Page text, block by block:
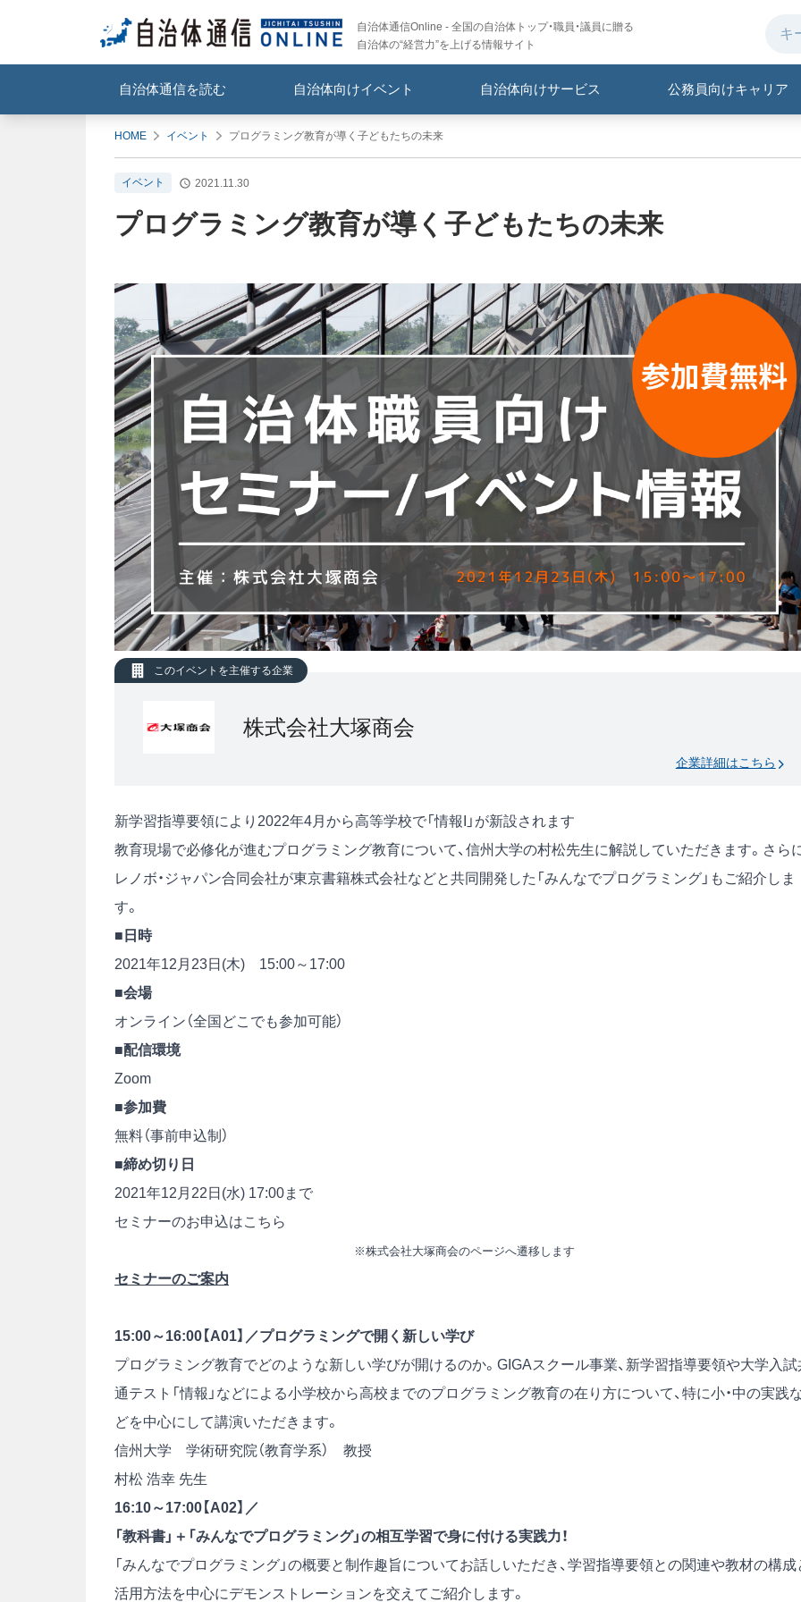
自治体通信Online - 全国の自治体トップ・職員・議員に贈る
自治体の“経営力”を上げる情報サイト
自治体通信を読む 自治体向けイベント 自治体向けサービス 公務員向けキャリア
HOME イベント プログラミング教育が導く子どもたちの未来
イベント 2021.11.30
プログラミング教育が導く子どもたちの未来
このイベントを主催する企業
株式会社大塚商会
企業詳細はこちら
新学習指導要領により2022年4月から高等学校で「情報I」が新設されます
教育現場で必修化が進むプログラミング教育について、信州大学の村松先生に解説していただきます。さら
レノボ・ジャパン合同会社が東京書籍株式会社などと共同開発した「みんなでプログラミング」もご紹介しま
す。
■日時
2021年12月23日(木) 15:00～17:00
■会場
オンライン（全国どこでも参加可能）
■配信環境
Zoom
■参加費
無料（事前申込制）
■締め切り日
2021年12月22日(水) 17:00まで
セミナーのお申込はこちら
※株式会社大塚商会のページへ遷移します
セミナーのご案内
15:00～16:00【A01】／プログラミングで開く新しい学び
プログラミング教育でどのような新しい学びが開けるのか。GIGAスクール事業、新学習指導要領や大学入試
通テスト「情報」などによる小学校から高校までのプログラミング教育の在り方について、特に小・中の実践
どを中心にして講演いただきます。
信州大学 学術研究院（教育学系） 教授
村松 浩幸 先生
16:10～17:00【A02】／
「教科書」＋「みんなでプログラミング」の相互学習で身に付ける実践力！
「みんなでプログラミング」の概要と制作趣旨についてお話しいただき、学習指導要領との関連や教材の構成
活用方法を中心にデモンストレーションを交えてご紹介します。